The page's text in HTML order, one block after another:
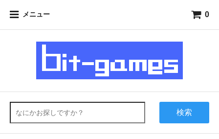
メニュー 0
検索